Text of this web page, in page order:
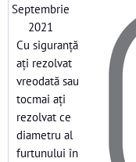
Septembrie
2021
Cu siguranță
ați rezolvat
vreodată sau
tocmai ați
rezolvat ce
diametru al
furtunului în